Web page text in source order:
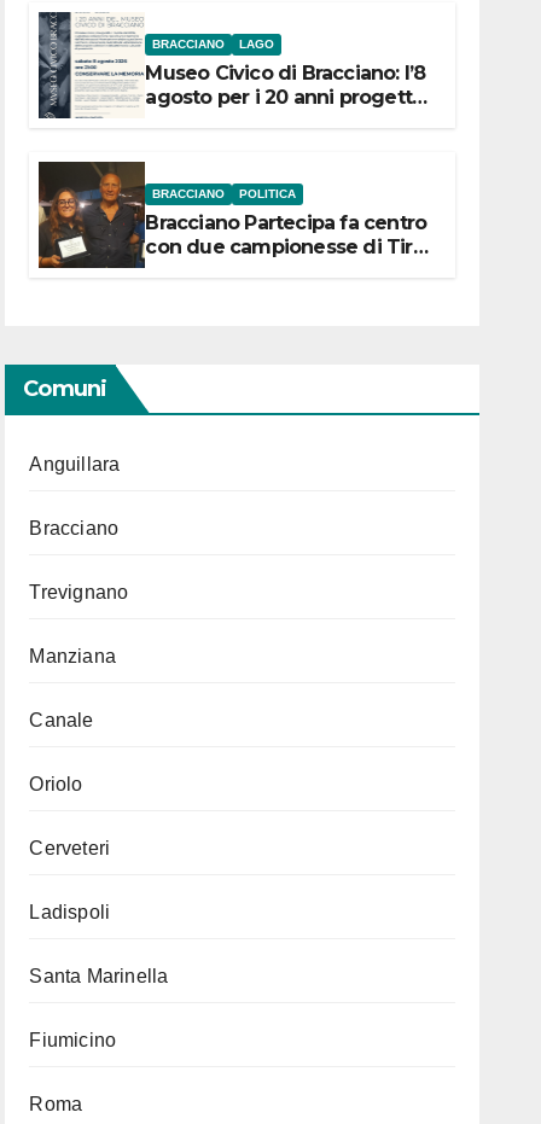
BRACCIANO LAGO
Museo Civico di Bracciano: l’8
agosto per i 20 anni progetto
BRACCIANO POLITICA
Bracciano Partecipa fa centro
con due campionesse di Tiro
Comuni
Anguillara
Bracciano
Trevignano
Manziana
Canale
Oriolo
Cerveteri
Ladispoli
Santa Marinella
Fiumicino
Roma